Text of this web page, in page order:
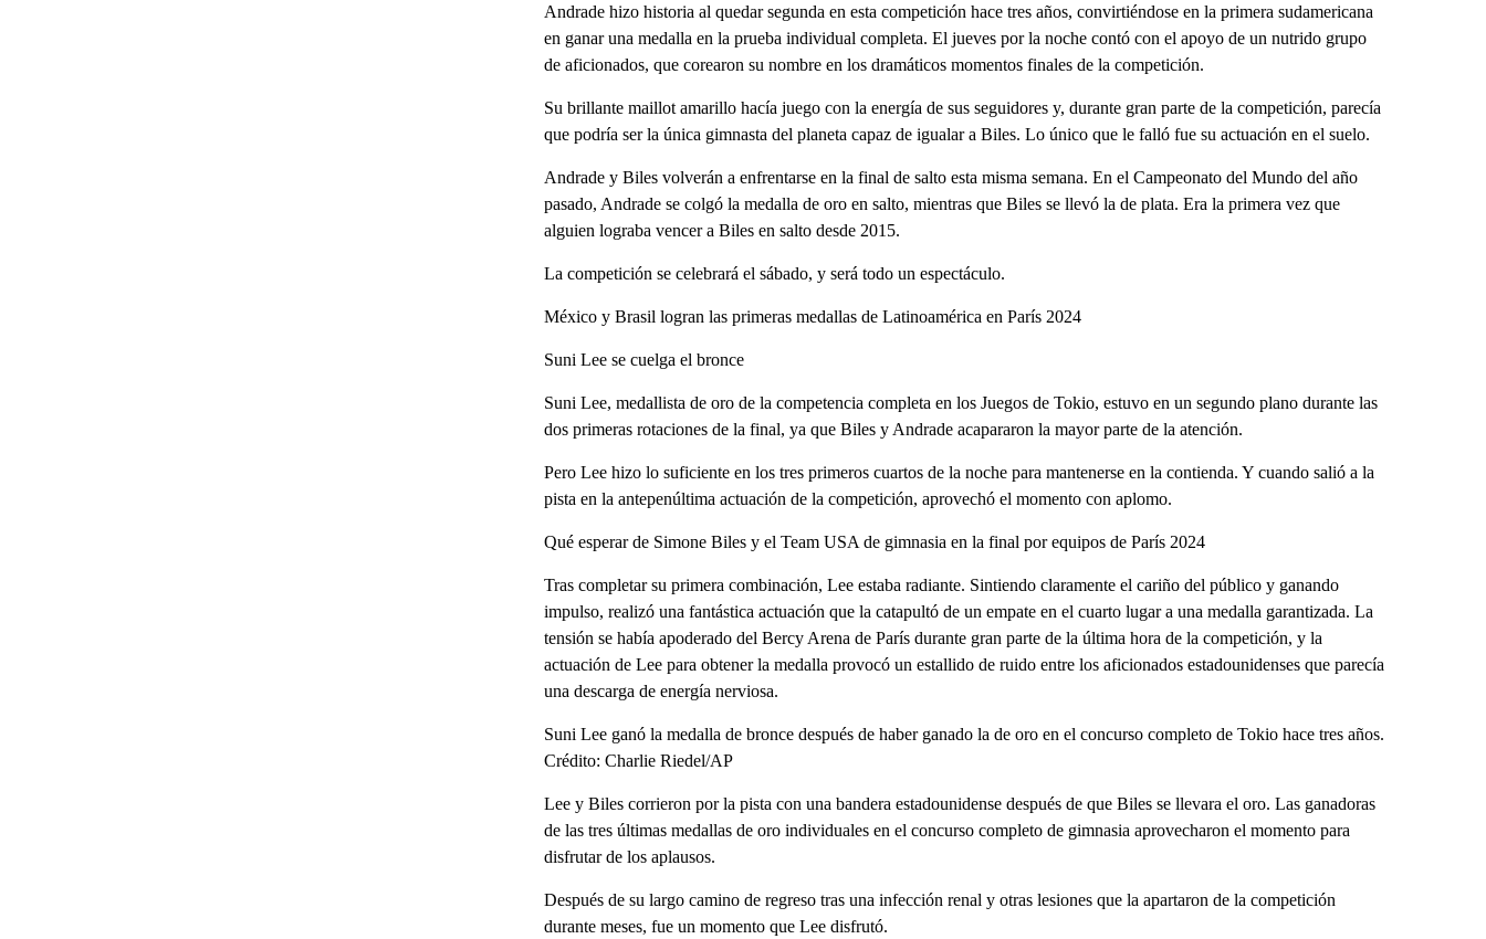
Andrade hizo historia al quedar segunda en esta competición hace tres años, convirtiéndose en la primera sudamericana
en ganar una medalla en la prueba individual completa. El jueves por la noche contó con el apoyo de un nutrido grupo
de aficionados, que corearon su nombre en los dramáticos momentos finales de la competición.
Su brillante maillot amarillo hacía juego con la energía de sus seguidores y, durante gran parte de la competición, parecía
que podría ser la única gimnasta del planeta capaz de igualar a Biles. Lo único que le falló fue su actuación en el suelo.
Andrade y Biles volverán a enfrentarse en la final de salto esta misma semana. En el Campeonato del Mundo del año
pasado, Andrade se colgó la medalla de oro en salto, mientras que Biles se llevó la de plata. Era la primera vez que
alguien lograba vencer a Biles en salto desde 2015.
La competición se celebrará el sábado, y será todo un espectáculo.
México y Brasil logran las primeras medallas de Latinoamérica en París 2024
Suni Lee se cuelga el bronce
Suni Lee, medallista de oro de la competencia completa en los Juegos de Tokio, estuvo en un segundo plano durante las
dos primeras rotaciones de la final, ya que Biles y Andrade acapararon la mayor parte de la atención.
Pero Lee hizo lo suficiente en los tres primeros cuartos de la noche para mantenerse en la contienda. Y cuando salió a la
pista en la antepenúltima actuación de la competición, aprovechó el momento con aplomo.
Qué esperar de Simone Biles y el Team USA de gimnasia en la final por equipos de París 2024
Tras completar su primera combinación, Lee estaba radiante. Sintiendo claramente el cariño del público y ganando
impulso, realizó una fantástica actuación que la catapultó de un empate en el cuarto lugar a una medalla garantizada. La
tensión se había apoderado del Bercy Arena de París durante gran parte de la última hora de la competición, y la
actuación de Lee para obtener la medalla provocó un estallido de ruido entre los aficionados estadounidenses que parecía
una descarga de energía nerviosa.
Suni Lee ganó la medalla de bronce después de haber ganado la de oro en el concurso completo de Tokio hace tres años.
Crédito: Charlie Riedel/AP
Lee y Biles corrieron por la pista con una bandera estadounidense después de que Biles se llevara el oro. Las ganadoras
de las tres últimas medallas de oro individuales en el concurso completo de gimnasia aprovecharon el momento para
disfrutar de los aplausos.
Después de su largo camino de regreso tras una infección renal y otras lesiones que la apartaron de la competición
durante meses, fue un momento que Lee disfrutó.